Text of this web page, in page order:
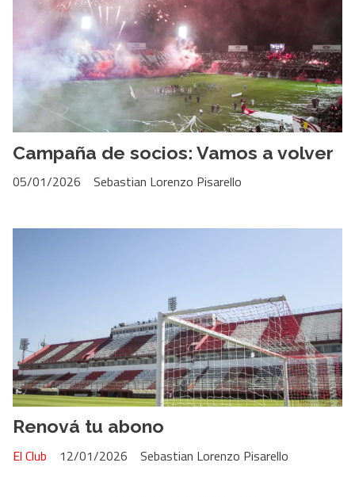
Campaña de socios: Vamos a volver
Sebastian Lorenzo Pisarello
05/01/2026
Renová tu abono
Sebastian Lorenzo Pisarello
El Club 12/01/2026